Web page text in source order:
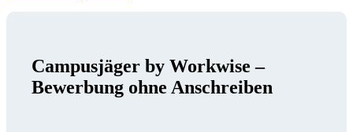
Campusjäger by Workwise –
Bewerbung ohne Anschreiben